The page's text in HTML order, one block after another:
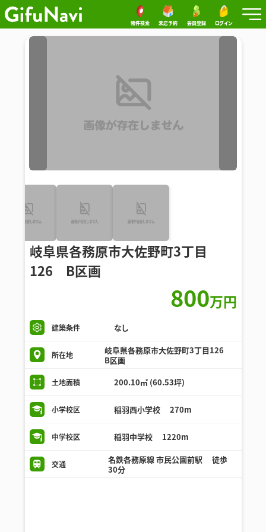
物件検索 来店予約 会員登録 ログイン
岐阜県各務原市大佐野町3丁目
126 B区画
800万円
建築条件 なし
所在地
岐阜県各務原市大佐野町3丁目126
B区画
土地面積 200.10㎡ (60.53坪)
小学校区 稲羽西小学校 270m
中学校区 稲羽中学校 1220m
交通
名鉄各務原線 市民公園前駅 徒歩
30分